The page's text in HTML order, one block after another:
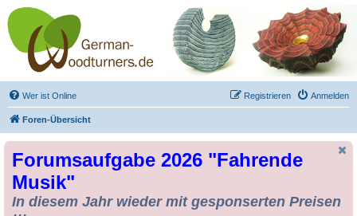
Drechseln und
Kunsthandwerk -
German-Woodturners
*Forum Sauerland*
Der Treffpunkt für Drechsler und Freunde des Kunsthandwerks
Wer ist Online Anmelden
Registrieren
Foren-Übersicht
Forumsaufgabe 2026 "Fahrende
Musik"
In diesem Jahr wieder mit gesponserten Preisen